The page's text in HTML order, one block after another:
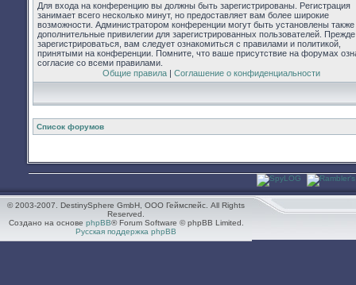
Для входа на конференцию вы должны быть зарегистрированы. Регистрация
занимает всего несколько минут, но предоставляет вам более широкие
возможности. Администратором конференции могут быть установлены также
дополнительные привилегии для зарегистрированных пользователей.
зарегистрироваться, вам следует ознакомиться с правилами и политикой,
принятыми на конференции. Помните, что ваше присутствие на форумах
согласие со всеми правилами.
Общие правила| Соглашение о конфиденциальности
Список форумов
© 2003-2007. DestinySphere GmbH, ООО Геймспейс. All Rights
Reserved.
Создано на основе phpBB® Forum Software © phpBB Limited.
Русская поддержка phpBB